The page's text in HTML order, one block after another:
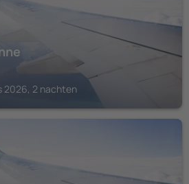
2026, 2 nachten